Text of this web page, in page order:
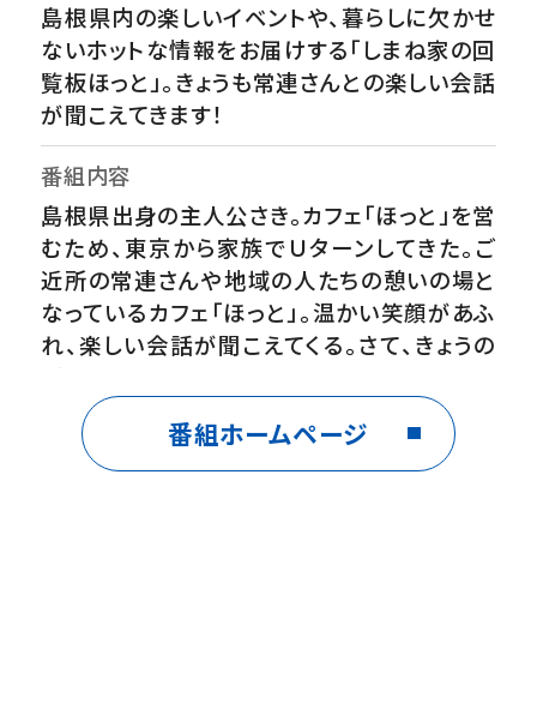
島根県内の楽しいイベントや、暮らしに欠かせ
ないホットな情報をお届けする「しまね家の回
覧板ほっと」。きょうも常連さんとの楽しい会話
が聞こえてきます！
番組内容
島根県出身の主人公さき。カフェ「ほっと」を営
むため、東京から家族でＵターンしてきた。ご
近所の常連さんや地域の人たちの憩いの場と
なっているカフェ「ほっと」。温かい笑顔があふ
れ、楽しい会話が聞こえてくる。さて、きょうの
話題は…
出演者
中山紗希(日本海テレビアナウンサー)みなと
番組ホームページ